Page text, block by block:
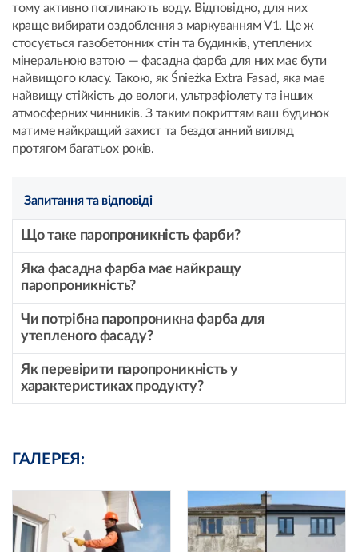
тому активно поглинають воду. Відповідно, для них
краще вибирати оздоблення з маркуванням V1. Це ж
стосується газобетонних стін та будинків, утеплених
мінеральною ватою — фасадна фарба для них має бути
найвищого класу. Такою, як Śnieżka Extra Fasad, яка має
найвищу стійкість до вологи, ультрафіолету та інших
атмосферних чинників. З таким покриттям ваш будинок
матиме найкращий захист та бездоганний вигляд
протягом багатьох років.
Запитання та відповіді
Що таке паропроникність фарби?
Яка фасадна фарба має найкращу
паропроникність?
Чи потрібна паропроникна фарба для
утепленого фасаду?
Як перевірити паропроникність у
характеристиках продукту?
ГАЛЕРЕЯ: